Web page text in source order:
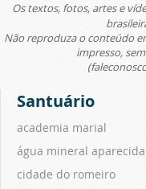
Os textos, fotos, artes e
Não reproduza o conteúdo
impresso,
Santuário
academia marial
água mineral aparecida
cidade do romeiro